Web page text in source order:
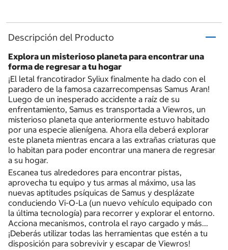
Descripción del Producto
Explora un misterioso planeta para encontrar una
forma de regresar a tu hogar
¡El letal francotirador Syliux finalmente ha dado con el
paradero de la famosa cazarrecompensas Samus Aran!
Luego de un inesperado accidente a raíz de su
enfrentamiento, Samus es transportada a Viewros, un
misterioso planeta que anteriormente estuvo habitado
por una especie alienígena. Ahora ella deberá explorar
este planeta mientras encara a las extrañas criaturas que
lo habitan para poder encontrar una manera de regresar
a su hogar.
Escanea tus alrededores para encontrar pistas,
aprovecha tu equipo y tus armas al máximo, usa las
nuevas aptitudes psíquicas de Samus y desplázate
conduciendo Vi-O-La (un nuevo vehículo equipado con
la última tecnología) para recorrer y explorar el entorno.
Acciona mecanismos, controla el rayo cargado y más...
¡Deberás utilizar todas las herramientas que estén a tu
disposición para sobrevivir y escapar de Viewros!